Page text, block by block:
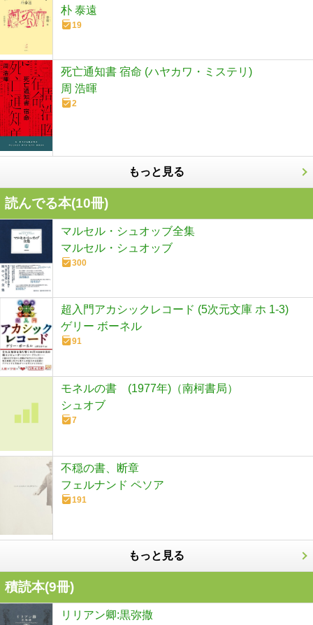
朴 泰遠
19
死亡通知書 宿命 (ハヤカワ・ミステリ)
周 浩暉
2
もっと見る
読んでる本(10冊)
マルセル・シュオッブ全集
マルセル・シュオッブ
300
超入門アカシックレコード (5次元文庫 ホ 1-3)
ゲリー ボーネル
91
モネルの書 (1977年)（南柯書局）
シュオブ
7
不穏の書、断章
フェルナンド ペソア
191
もっと見る
積読本(9冊)
リリアン卿:黒弥撒